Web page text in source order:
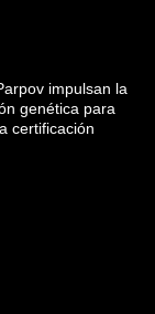
impulsan la
genética para
certificación